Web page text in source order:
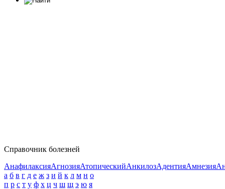
Справочник болезней
АнафилаксияАгнозияАтопическийАнкилозАдентияАмнезия
а б в г д е ж з и й к л м н о
п р с т у ф х ц ч ш щ э ю я